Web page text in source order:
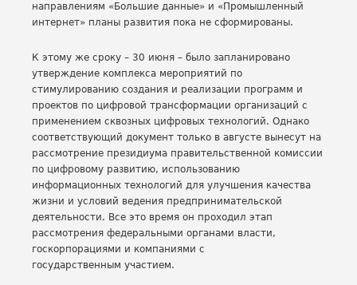
направлениям «Большие данные» и «Промышленный
интернет» планы развития пока не сформированы.
К этому же сроку – 30 июня – было запланировано
утверждение комплекса мероприятий по
стимулированию создания и реализации программ и
проектов по цифровой трансформации организаций с
применением сквозных цифровых технологий. Однако
соответствующий документ только в августе вынесут на
рассмотрение президиума правительственной комиссии
по цифровому развитию, использованию
информационных технологий для улучшения качества
жизни и условий ведения предпринимательской
деятельности. Все это время он проходил этап
рассмотрения федеральными органами власти,
госкорпорациями и компаниями с
государственным участием.